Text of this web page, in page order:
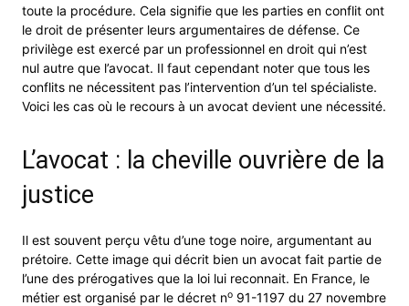
toute la procédure. Cela signifie que les parties en conflit ont
le droit de présenter leurs argumentaires de défense. Ce
privilège est exercé par un professionnel en droit qui n’est
nul autre que l’avocat. Il faut cependant noter que tous les
conflits ne nécessitent pas l’intervention d’un tel spécialiste.
Voici les cas où le recours à un avocat devient une nécessité.
L’avocat : la cheville ouvrière de la
justice
Il est souvent perçu vêtu d’une toge noire, argumentant au
prétoire. Cette image qui décrit bien un avocat fait partie de
l’une des prérogatives que la loi lui reconnait. En France, le
métier est organisé par le décret no 91-1197 du 27 novembre